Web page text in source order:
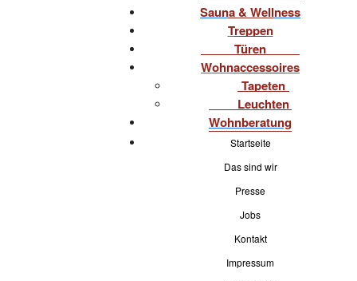
Sauna & Wellness
Treppen
Türen
Wohnaccessoires
Tapeten
Leuchten
Wohnberatung
Startseite
Das sind wir
Presse
Jobs
Kontakt
Impressum